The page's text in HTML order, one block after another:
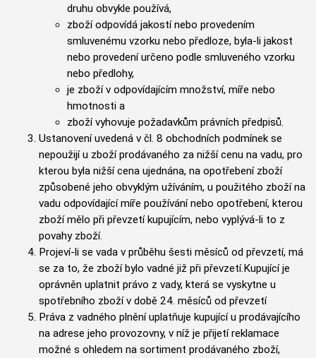
druhu obvykle používá,
zboží odpovídá jakostí nebo provedením
smluvenému vzorku nebo předloze, byla-li jakost
nebo provedení určeno podle smluveného vzorku
nebo předlohy,
je zboží v odpovídajícím množství, míře nebo
hmotnosti a
zboží vyhovuje požadavkům právních předpisů.
Ustanovení uvedená v čl. 8 obchodních podmínek se
nepoužijí u zboží prodávaného za nižší cenu na vadu, pro
kterou byla nižší cena ujednána, na opotřebení zboží
způsobené jeho obvyklým užíváním, u použitého zboží na
vadu odpovídající míře používání nebo opotřebení, kterou
zboží mělo při převzetí kupujícím, nebo vyplývá-li to z
povahy zboží.
Projeví-li se vada v průběhu šesti měsíců od převzetí, má
se za to, že zboží bylo vadné již při převzetí.Kupující je
oprávněn uplatnit právo z vady, která se vyskytne u
spotřebního zboží v době 24. měsíců od převzetí
Práva z vadného plnění uplatňuje kupující u prodávajícího
na adrese jeho provozovny, v níž je přijetí reklamace
možné s ohledem na sortiment prodávaného zboží,